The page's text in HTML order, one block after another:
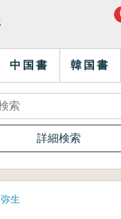
中国書 韓国書
詳細検索
弥生